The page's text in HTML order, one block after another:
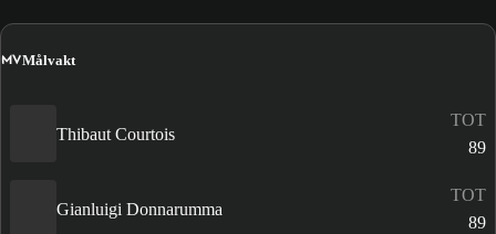
MVMålvakt
Thibaut Courtois
TOT
89
Gianluigi Donnarumma
TOT
89